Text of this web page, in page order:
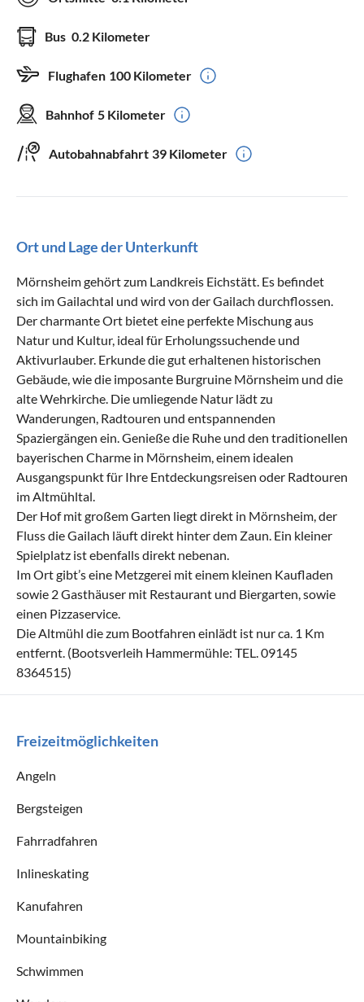
Bus 0.2 Kilometer
Flughafen 100 Kilometer
Bahnhof 5 Kilometer
Autobahnabfahrt 39 Kilometer
Ort und Lage der Unterkunft
Mörnsheim gehört zum Landkreis Eichstätt. Es befindet
sich im Gailachtal und wird von der Gailach durchflossen.
Der charmante Ort bietet eine perfekte Mischung aus
Natur und Kultur, ideal für Erholungssuchende und
Aktivurlauber. Erkunde die gut erhaltenen historischen
Gebäude, wie die imposante Burgruine Mörnsheim und die
alte Wehrkirche. Die umliegende Natur lädt zu
Wanderungen, Radtouren und entspannenden
Spaziergängen ein. Genieße die Ruhe und den traditionellen
bayerischen Charme in Mörnsheim, einem idealen
Ausgangspunkt für Ihre Entdeckungsreisen oder Radtouren
im Altmühltal.
Der Hof mit großem Garten liegt direkt in Mörnsheim, der
Fluss die Gailach läuft direkt hinter dem Zaun. Ein kleiner
Spielplatz ist ebenfalls direkt nebenan.
Im Ort gibt’s eine Metzgerei mit einem kleinen Kaufladen
sowie 2 Gasthäuser mit Restaurant und Biergarten, sowie
einen Pizzaservice.
Die Altmühl die zum Bootfahren einlädt ist nur ca. 1 Km
entfernt. (Bootsverleih Hammermühle: TEL. 09145
8364515)
Freizeitmöglichkeiten
Angeln
Bergsteigen
Fahrradfahren
Inlineskating
Kanufahren
Mountainbiking
Schwimmen